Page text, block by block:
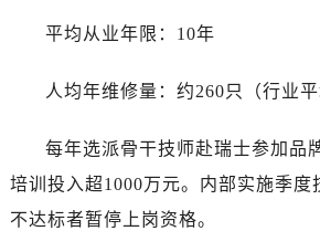
平均从业年限：10年
人均年维修量：约260只（行业平
每年选派骨干技师赴瑞士参加品
培训投入超1000万元。内部实施季度
不达标者暂停上岗资格。